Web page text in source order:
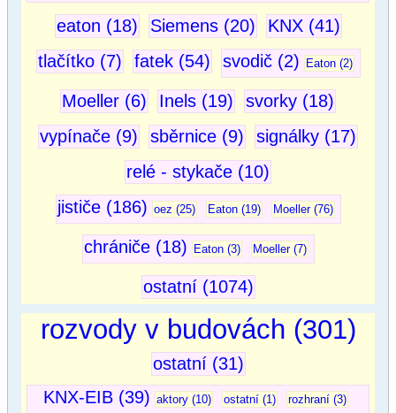
eaton (18) Siemens (20)
KNX (41)
tlačítko (7)
fatek (54) svodič (2) Eaton (2)
Moeller (6) Inels (19)
svorky (18)
vypínače (9)
sběrnice (9)
signálky (17)
relé - stykače (10)
jističe (186) oez (25) Eaton (19) Moeller (76)
chrániče (18) Eaton (3) Moeller (7)
ostatní (1074)
rozvody v budovách (301)
ostatní (31)
KNX-EIB (39) aktory (10) ostatní (1)
rozhraní (3)